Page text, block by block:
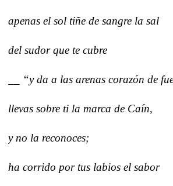
apenas el sol tiñe de sangre la sal
del sudor que te cubre
__ “y da a las arenas corazón de
llevas sobre ti la marca de Caín,
y no la reconoces;
ha corrido por tus labios el sabor